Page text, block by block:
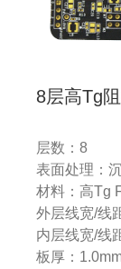
8层高Tg
层数：8
表面处理：
材料：高Tg
外层线宽/线
内层线宽/线
板厚：